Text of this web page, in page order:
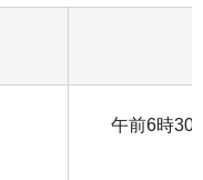
午前6時30